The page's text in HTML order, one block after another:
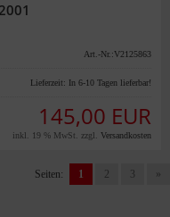
Art.-Nr.:V2125863
Lieferzeit: In 6-10 Tagen lieferbar!
145,00 EUR
inkl. 19 % MwSt. zzgl. Versandkosten
Seiten: 1 2 3 »